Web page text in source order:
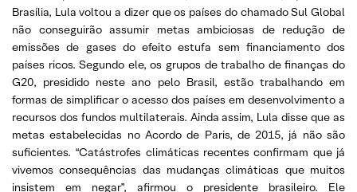
Brasília, Lula voltou a dizer que os países do chamado Sul Global
não conseguirão assumir metas ambiciosas de redução de
emissões de gases do efeito estufa sem financiamento dos
países ricos. Segundo ele, os grupos de trabalho de finanças do
G20, presidido neste ano pelo Brasil, estão trabalhando em
formas de simplificar o acesso dos países em desenvolvimento a
recursos dos fundos multilaterais. Ainda assim, Lula disse que as
metas estabelecidas no Acordo de Paris, de 2015, já não são
suficientes. “Catástrofes climáticas recentes confirmam que já
vivemos consequências das mudanças climáticas que muitos
insistem em negar”, afirmou o presidente brasileiro. Ele